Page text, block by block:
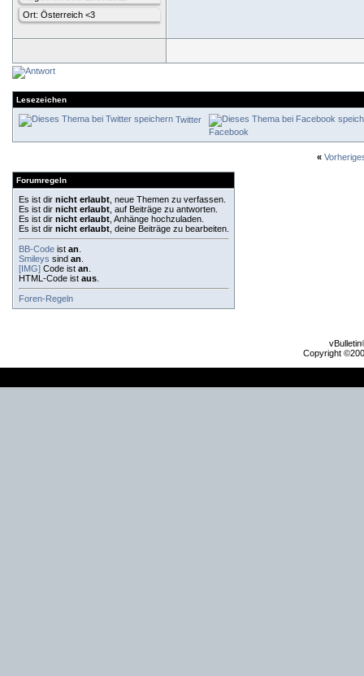
Ort: Österreich <3
Lesezeichen
Twitter
Facebook
«
Forumregeln
Es ist dir nicht erlaubt , neue Themen zu verfassen.
Es ist dir nicht erlaubt , auf Beiträge zu antworten.
Es ist dir nicht erlaubt , Anhänge hochzuladen.
Es ist dir nicht erlaubt , deine Beiträge zu bearbeiten.
BB-Code ist an
Smileys sind an
[IMG] Code ist an
HTML-Code ist aus
Foren-Regeln
Copyright